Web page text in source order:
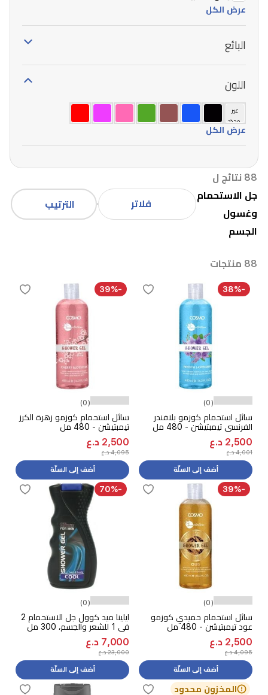
عرض الكل
البائع
اللون
غير
محدّد
عرض الكل
88 نتائج ل
جل الاستحمام
وغسول
الجسم
فلاتر الترتيب
88 منتجات
-38%
(0)
سائل استحمام كوزمو بلافندر
الفرنسي تيمبتيشن - 480 مل
2,500 د.ع
4,001 د.ع
أضف إلى السلّة
-39%
(0)
سائل استحمام كوزمو زهرة الكرز
تيمبتيشن - 480 مل
2,500 د.ع
4,095 د.ع
أضف إلى السلّة
-39%
(0)
سائل استحمام حميدي كوزمو
عود تيمبتيشن - 480 مل
2,500 د.ع
4,095 د.ع
أضف إلى السلّة
-70%
(0)
ايلينا ميد كوول جل الاستحمام 2
في 1 للشعر والجسم، 300 مل
7,000 د.ع
23,000 د.ع
أضف إلى السلّة
المخزون محدود